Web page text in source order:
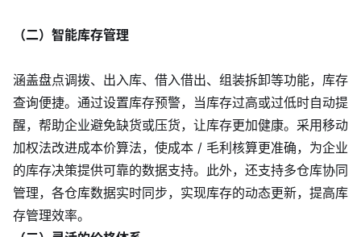
（二）智能库存管理
涵盖盘点调拨、出入库、借入借出、组装拆卸等功能，库存
查询便捷。通过设置库存预警，当库存过高或过低时自动提
醒，帮助企业避免缺货或压货，让库存更加健康。采用移动
加权法改进成本价算法，使成本 / 毛利核算更准确，为企业
的库存决策提供可靠的数据支持。此外，还支持多仓库协同
管理，各仓库数据实时同步，实现库存的动态更新，提高库
存管理效率。